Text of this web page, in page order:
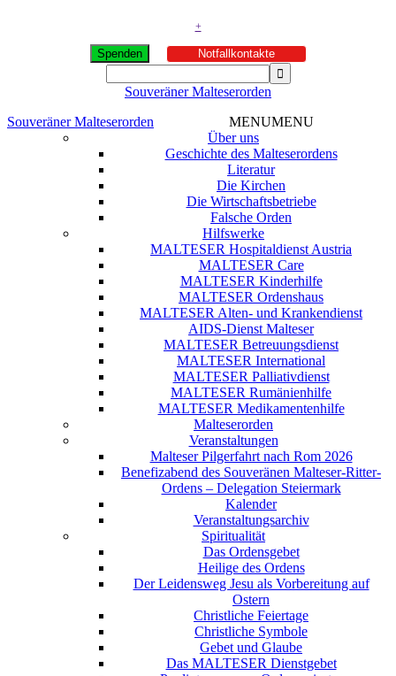
+
Spenden Notfallkontakte
Souveräner Malteserorden
Souveräner Malteserorden
MENUMENU
Über uns
Geschichte des Malteserordens
Literatur
Die Kirchen
Die Wirtschaftsbetriebe
Falsche Orden
Hilfswerke
MALTESER Hospitaldienst Austria
MALTESER Care
MALTESER Kinderhilfe
MALTESER Ordenshaus
MALTESER Alten- und Krankendienst
AIDS-Dienst Malteser
MALTESER Betreuungsdienst
MALTESER International
MALTESER Palliativdienst
MALTESER Rumänienhilfe
MALTESER Medikamentenhilfe
Malteserorden
Veranstaltungen
Malteser Pilgerfahrt nach Rom 2026
Benefizabend des Souveränen Malteser-Ritter-
Ordens – Delegation Steiermark
Kalender
Veranstaltungsarchiv
Spiritualität
Das Ordensgebet
Heilige des Ordens
Der Leidensweg Jesu als Vorbereitung auf
Ostern
Christliche Feiertage
Christliche Symbole
Gebet und Glaube
Das MALTESER Dienstgebet